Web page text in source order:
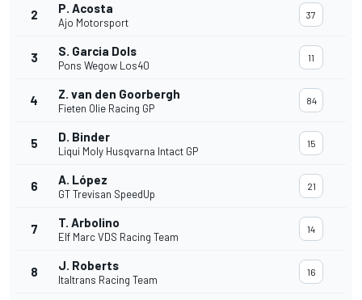
2 P. Acosta
Ajo Motorsport
37
3 S. Garcia Dols
Pons Wegow Los40
11
4 Z. van den Goorbergh
Fieten Olie Racing GP
84
5 D. Binder
Liqui Moly Husqvarna Intact GP
15
6 A. López
GT Trevisan SpeedUp
21
7 T. Arbolino
Elf Marc VDS Racing Team
14
8 J. Roberts
Italtrans Racing Team
16